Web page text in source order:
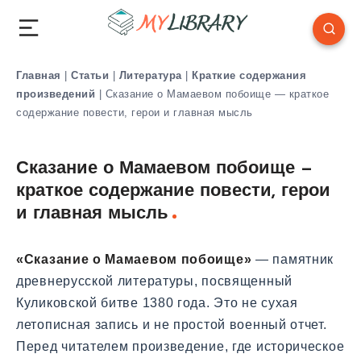
Главная | Статьи | Литература | Краткие содержания
произведений | Сказание о Мамаевом побоище — краткое
содержание повести, герои и главная мысль
Сказание о Мамаевом побоище —
краткое содержание повести, герои
и главная мысль
«Сказание о Мамаевом побоище» — памятник
древнерусской литературы, посвященный
Куликовской битве 1380 года. Это не сухая
летописная запись и не простой военный отчет.
Перед читателем произведение, где историческое